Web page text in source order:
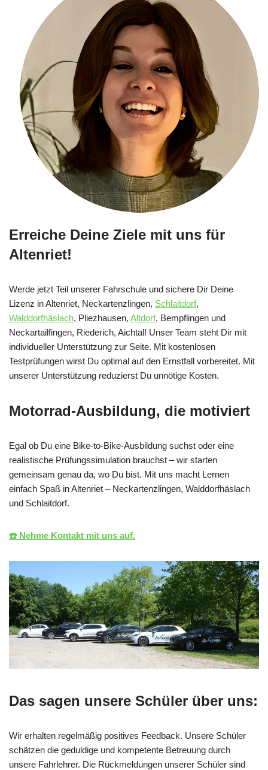
Erreiche Deine Ziele mit uns für
Altenriet!
Werde jetzt Teil unserer Fahrschule und sichere Dir Deine
Lizenz in Altenriet, Neckartenzlingen, Schlaitdorf,
Walddorfhäslach, Pliezhausen, Altdorf, Bempflingen und
Neckartailfingen, Riederich, Aichtal! Unser Team steht Dir mit
individueller Unterstützung zur Seite. Mit kostenlosen
Testprüfungen wirst Du optimal auf den Ernstfall vorbereitet. Mit
unserer Unterstützung reduzierst Du unnötige Kosten.
Motorrad-Ausbildung, die motiviert
Egal ob Du eine Bike-to-Bike-Ausbildung suchst oder eine
realistische Prüfungssimulation brauchst – wir starten
gemeinsam genau da, wo Du bist. Mit uns macht Lernen
einfach Spaß in Altenriet – Neckartenzlingen, Walddorfhäslach
und Schlaitdorf.
☎️ Nehme Kontakt mit uns auf.
Das sagen unsere Schüler über uns:
Wir erhalten regelmäßig positives Feedback. Unsere Schüler
schätzen die geduldige und kompetente Betreuung durch
unsere Fahrlehrer. Die Rückmeldungen unserer Schüler sind